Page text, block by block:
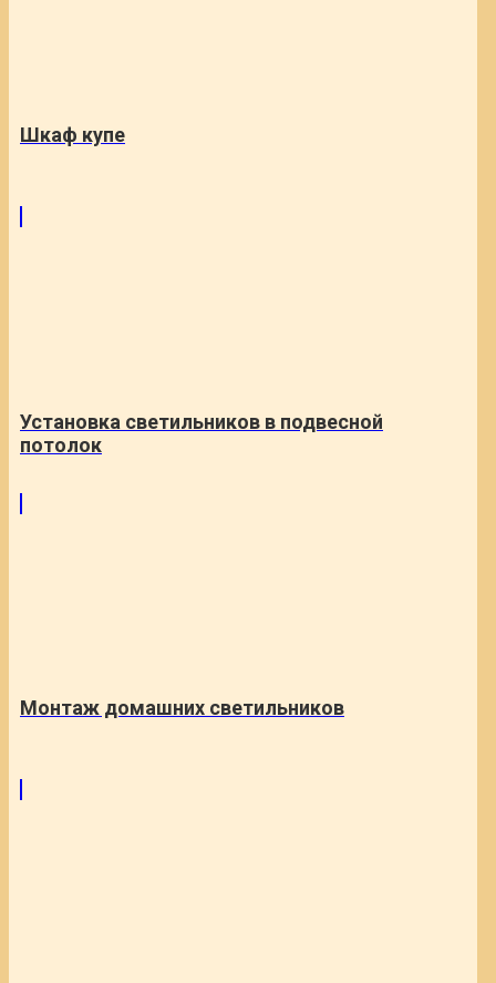
Шкаф купе
Установка светильников в подвесной
потолок
Монтаж домашних светильников